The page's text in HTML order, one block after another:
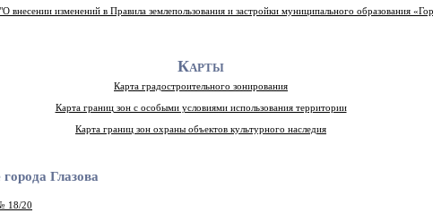
изменений в Правила землепользования и застройки муниципального образования
Карты
Карта градостроительного зонирования
Карта границ зон с особыми условиями использования территории
Карта границ зон охраны объектов культурного наследия
Глазова
18/20